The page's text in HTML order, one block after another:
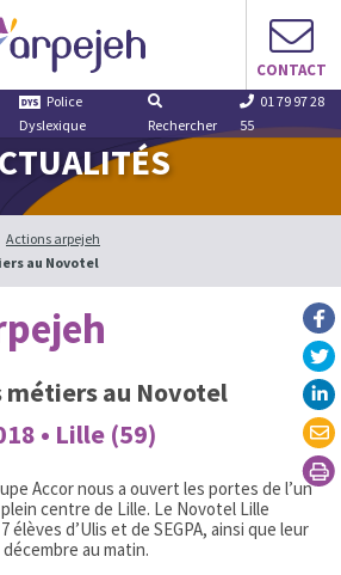
CONTACT
Police
Dyslexique
Rechercher
01 79 97 28
55
Actions arpejeh
au Novotel
métiers au Novotel
• Lille (59)
Accor nous a ouvert les portes de l’un
centre de Lille. Le Novotel Lille
élèves d’Ulis et de SEGPA, ainsi que leur
au matin.